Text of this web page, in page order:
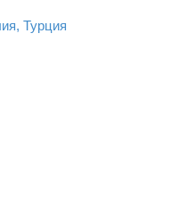
Турция